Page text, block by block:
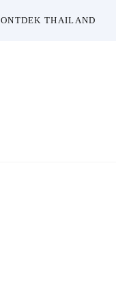
ONTDEK THAILAND